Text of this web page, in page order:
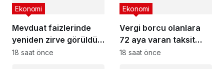
Mevduat faizlerinde
yeniden zirve görüldü :
3 milyon liranın aylık
Ekonomi
18 saat önce
Vergi borcu olanlara
72 aya varan taksit
fırsatı
Ekonomi
18 saat önce